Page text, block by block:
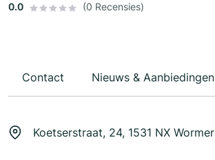
0.0 (0 Recensies)
Contact Nieuws & Aanbiedingen
Koetserstraat, 24, 1531 NX Wormer